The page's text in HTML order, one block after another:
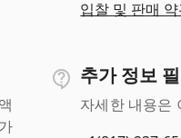
입찰 및 판매
가
추가 정보
자세한 내용은